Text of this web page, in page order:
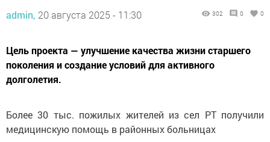
admin, 20 августа 2025 - 11:30 302 0 0
Цель проекта — улучшение качества жизни старшего
поколения и создание условий для активного
долголетия.
Более 30 тыс. пожилых жителей из сел РТ получили
медицинскую помощь в районных больницах